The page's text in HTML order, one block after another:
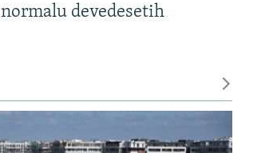
normalu devedesetih